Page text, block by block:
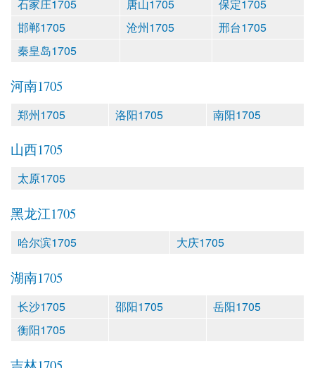
石家庄1705 唐山1705
保定1705
邯郸1705
沧州1705
邢台1705
秦皇岛1705
河南1705
郑州1705 洛阳1705 南阳1705
山西1705
太原1705
黑龙江1705
哈尔滨1705 大庆1705
湖南1705
长沙1705 邵阳1705
岳阳1705
衡阳1705